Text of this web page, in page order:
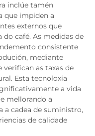
inclúe tamén
que impiden a
externos que
café. As medidas de
consistente
mediante
verifican as taxas de
Esta tecnoloxía
a vida
mellorando a
a cadea de suministro,
de calidade